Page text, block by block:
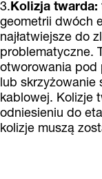
3.Kolizja twarda:
geometrii dwóch
najłatwiejsze do
problematyczne.
otworowania pod
lub skrzyżowanie
kablowej. Kolizje
odniesieniu do
kolizje muszą